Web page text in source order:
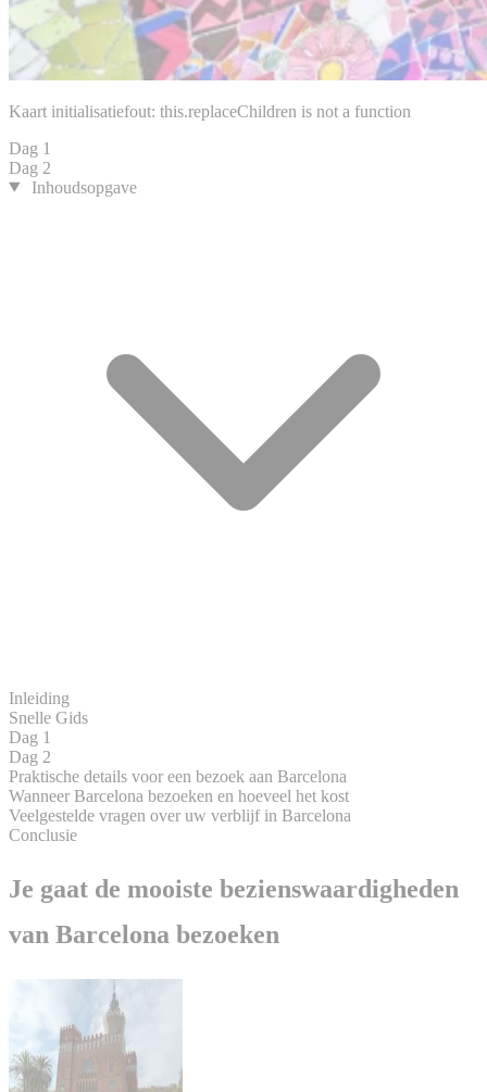
Kaart initialisatiefout: this.replaceChildren is not a function
Dag 1
Dag 2
Inhoudsopgave
Inleiding
Snelle Gids
Dag 1
Dag 2
Praktische details voor een bezoek aan Barcelona
Wanneer Barcelona bezoeken en hoeveel het kost
Veelgestelde vragen over uw verblijf in Barcelona
Conclusie
Je gaat de mooiste bezienswaardigheden
van Barcelona bezoeken